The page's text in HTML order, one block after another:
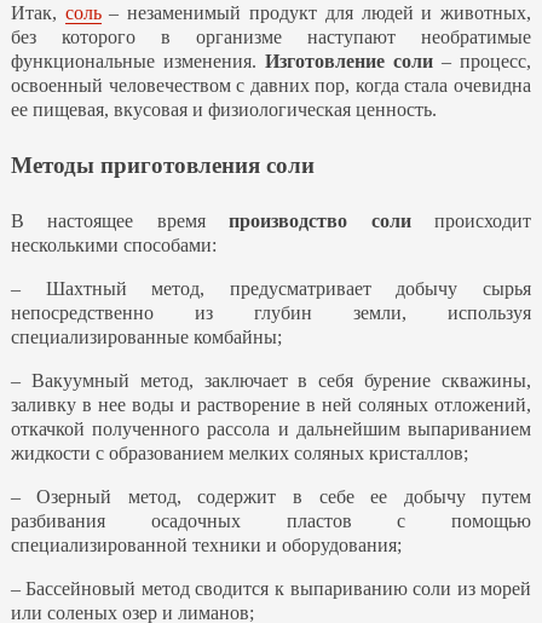
Итак, соль– незаменимый продукт для людей и животных,
без которого в организме наступают необратимые
функциональные изменения. Изготовление соли – процесс,
освоенный человечеством с давних пор, когда стала очевидна
ее пищевая, вкусовая и физиологическая ценность.
Методы приготовления соли
В настоящее времяпроизводство солипроисходит
несколькими способами:
– Шахтный метод, предусматривает добычу сырья
непосредственно из глубин земли, используя
специализированные комбайны;
– Вакуумный метод, заключает в себя бурение скважины,
заливку в нее воды и растворение в ней соляных отложений,
откачкой полученного рассола и дальнейшим выпариванием
жидкости с образованием мелких соляных кристаллов;
– Озерный метод, содержит в себе ее добычу путем
разбивания осадочных пластов с помощью
специализированной техники и оборудования;
– Бассейновый метод сводится к выпариванию соли из морей
или соленых озер и лиманов;